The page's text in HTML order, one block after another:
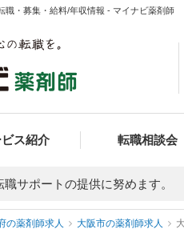
職・募集・給料/年収情報 - マイナビ薬剤師
ス紹介 転職相談会
サポートの提供に努めます。
の薬剤師求人 大阪市の薬剤師求人